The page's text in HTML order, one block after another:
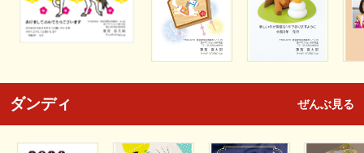
ダンディ ぜんぶ見る